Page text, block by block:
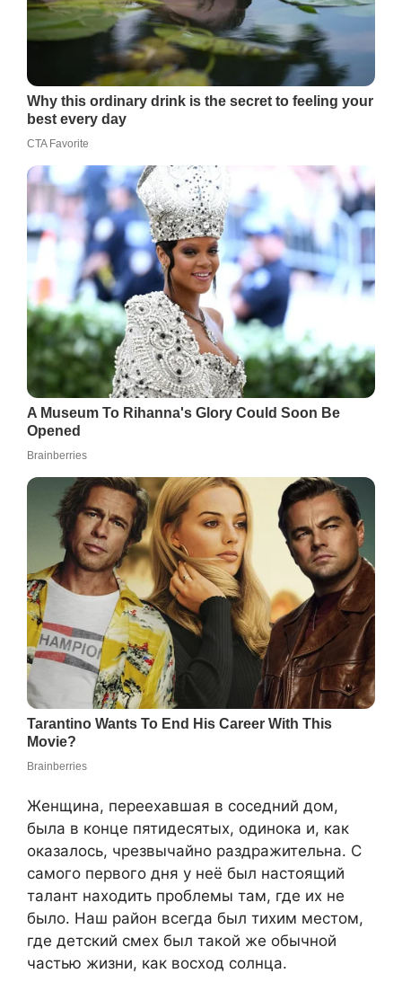
Женщина, переехавшая в соседний дом,
была в конце пятидесятых, одинока и, как
оказалось, чрезвычайно раздражительна. С
самого первого дня у неё был настоящий
талант находить проблемы там, где их не
было. Наш район всегда был тихим местом,
где детский смех был такой же обычной
частью жизни, как восход солнца.